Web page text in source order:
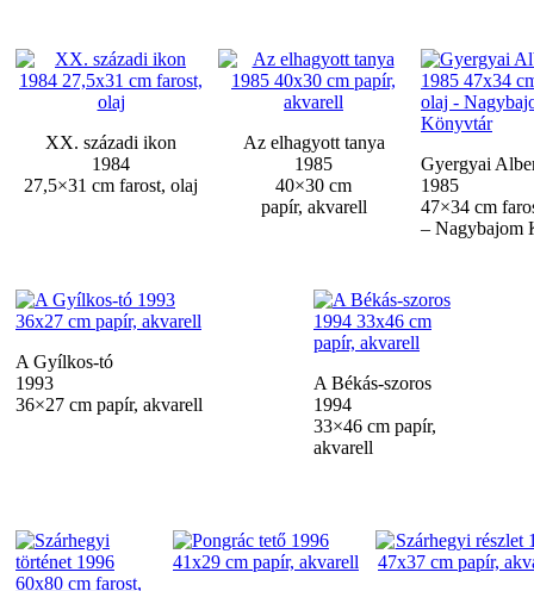
XX. századi ikon
1984
27,5×31 cm farost, olaj
Az elhagyott tanya
1985
40×30 cm
papír, akvarell
Gyergyai
1985
47×34 cm
– Nagybajom
A Gyílkos-tó
1993
36×27 cm papír, akvarell
A Békás-szoros
1994
33×46 cm papír,
akvarell